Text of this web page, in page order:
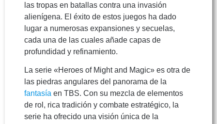
las tropas en batallas contra una invasión
alienígena. El éxito de estos juegos ha dado
lugar a numerosas expansiones y secuelas,
cada una de las cuales añade capas de
profundidad y refinamiento.
La serie «Heroes of Might and Magic» es otra de
las piedras angulares del panorama de la
fantasía en TBS. Con su mezcla de elementos
de rol, rica tradición y combate estratégico, la
serie ha ofrecido una visión única de la